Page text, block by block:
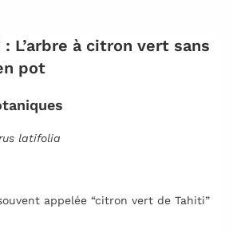
L’arbre à citron vert sans
pot
latifolia
appelée “citron vert de Tahiti”